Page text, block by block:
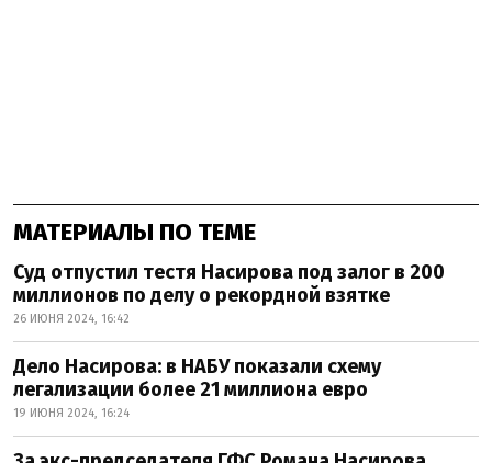
МАТЕРИАЛЫ ПО ТЕМЕ
Суд отпустил тестя Насирова под залог в 200
миллионов по делу о рекордной взятке
26 ИЮНЯ 2024, 16:42
Дело Насирова: в НАБУ показали схему
легализации более 21 миллиона евро
19 ИЮНЯ 2024, 16:24